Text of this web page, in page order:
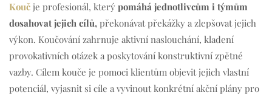
Kouč je profesionál, který pomáhá jednotlivcům i týmům
dosahovat jejich cílů, překonávat překážky a zlepšovat jejich
výkon. Koučování zahrnuje aktivní naslouchání, kladení
provokativních otázek a poskytování konstruktivní zpětné
vazby. Cílem kouče je pomoci klientům objevit jejich vlastní
potenciál, vyjasnit si cíle a vyvinout konkrétní akční plány pro